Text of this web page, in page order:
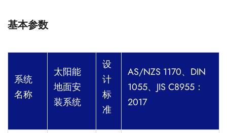
基本参数
系统
名称
太阳能
地面安
装系统
设
计
标
准
AS/NZS 1170、 DIN
1055、 JIS C8955 ：
2017